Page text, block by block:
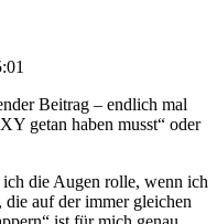
Beitrag – endlich mal
getan haben musst“ oder
ich die Augen rolle, wenn ich
auf der immer gleichen